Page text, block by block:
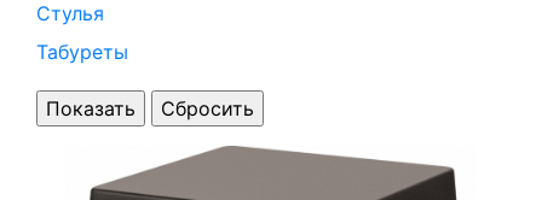
Стулья
Табуреты